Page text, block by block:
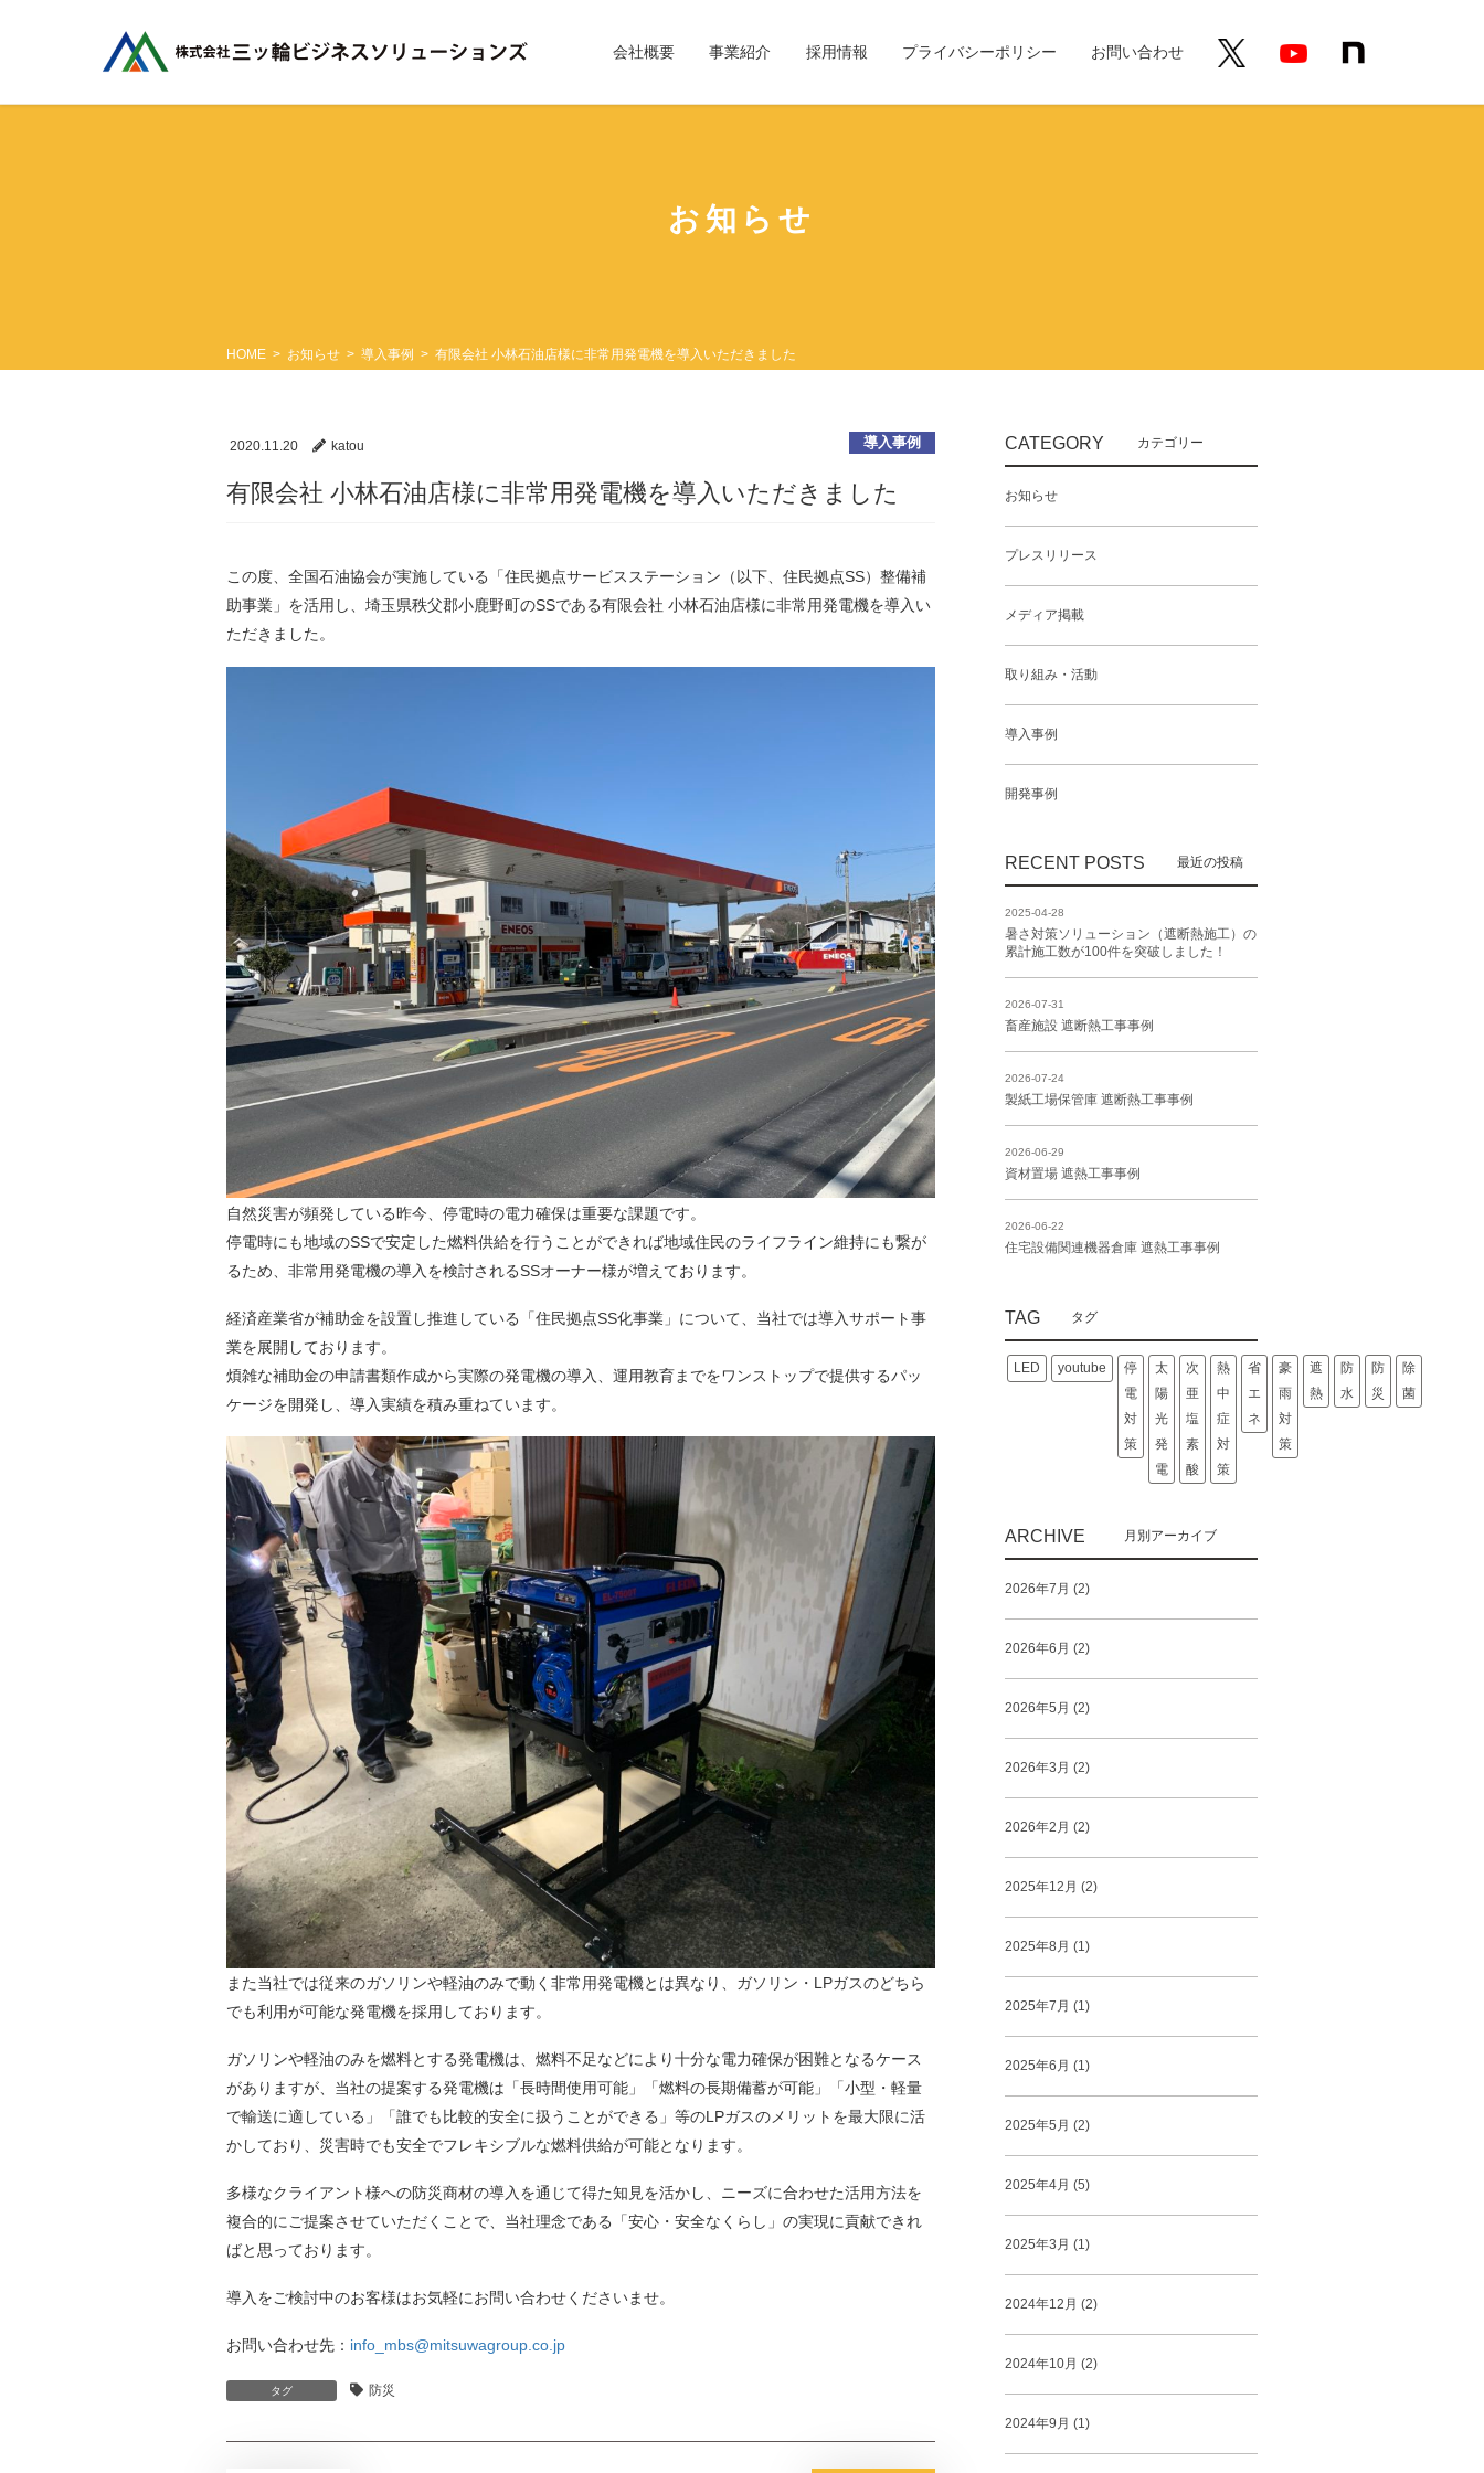
会社概要 事業紹介 採用情報 プライバシーポリシー お問い合わせ
お知らせ
HOME お知らせ 導入事例 有限会社 小林石油店様に非常用発電機を導入いただきました
2020.11.20 katou 導入事例
有限会社 小林石油店様に非常用発電機を導入いただきました
この度、全国石油協会が実施している「住民拠点サービスステーション（以下、住民拠点SS）整備補
助事業」を活用し、埼玉県秩父郡小鹿野町のSSである有限会社 小林石油店様に非常用発電機を導入い
ただきました。
自然災害が頻発している昨今、停電時の電力確保は重要な課題です。
停電時にも地域のSSで安定した燃料供給を行うことができれば地域住民のライフライン維持にも繋が
るため、非常用発電機の導入を検討されるSSオーナー様が増えております。
経済産業省が補助金を設置し推進している「住民拠点SS化事業」について、当社では導入サポート事
業を展開しております。
煩雑な補助金の申請書類作成から実際の発電機の導入、運用教育までをワンストップで提供するパッ
ケージを開発し、導入実績を積み重ねています。
また当社では従来のガソリンや軽油のみで動く非常用発電機とは異なり、ガソリン・LPガスのどちら
でも利用が可能な発電機を採用しております。
ガソリンや軽油のみを燃料とする発電機は、燃料不足などにより十分な電力確保が困難となるケース
がありますが、当社の提案する発電機は「長時間使用可能」「燃料の長期備蓄が可能」「小型・軽量
で輸送に適している」「誰でも比較的安全に扱うことができる」等のLPガスのメリットを最大限に活
かしており、災害時でも安全でフレキシブルな燃料供給が可能となります。
多様なクライアント様への防災商材の導入を通じて得た知見を活かし、ニーズに合わせた活用方法を
複合的にご提案させていただくことで、当社理念である「安心・安全なくらし」の実現に貢献できれ
ばと思っております。
導入をご検討中のお客様はお気軽にお問い合わせくださいませ。
お問い合わせ先： info_mbs@mitsuwagroup.co.jp
タグ 防災
CATEGORY
お知らせ
プレスリリース
メディア掲載
取り組み・活動
導入事例
開発事例
RECENT POSTS
2025-04-28
暑さ対策ソリューション（遮断熱施工）の
累計施工数が100件を突破しました！
2026-07-31
畜産施設 遮断熱工事事例
2026-07-24
製紙工場保管庫 遮断熱工事事例
2026-06-29
資材置場 遮熱工事事例
2026-06-22
住宅設備関連機器倉庫 遮熱工事事例
TAG
LED youtube
停
電
対
策
太
陽
光
発
電
次
亜
塩
素
酸
熱
中
症
対
策
省
エ
ネ
豪
雨
対
策
遮
熱
防
水
防
災
除
菌
ARCHIVE
2026年7月 (2)
2026年6月 (2)
2026年5月 (2)
2026年3月 (2)
2026年2月 (2)
2025年12月 (2)
2025年8月 (1)
2025年7月 (1)
2025年6月 (1)
2025年5月 (2)
2025年4月 (5)
2025年3月 (1)
2024年12月 (2)
2024年10月 (2)
2024年9月 (1)